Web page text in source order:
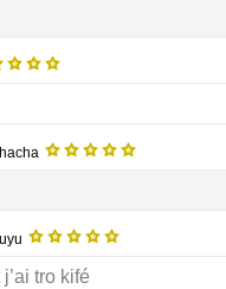
tro kifé